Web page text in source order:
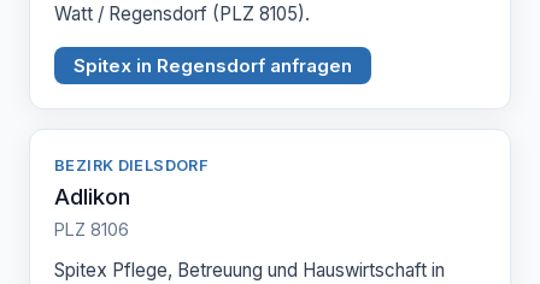
Watt / Regensdorf (PLZ 8105).
Spitex in Regensdorf anfragen
BEZIRK DIELSDORF
Adlikon
PLZ 8106
Spitex Pflege, Betreuung und Hauswirtschaft in